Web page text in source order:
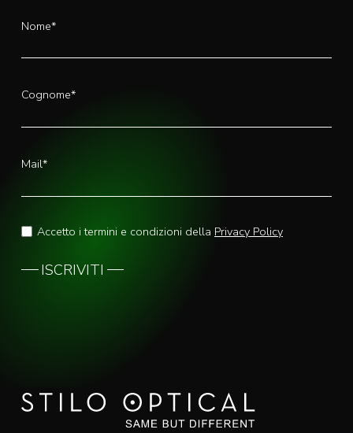
Nome*
Cognome*
Mail*
Accetto i termini e condizioni della Privacy Policy
ISCRIVITI